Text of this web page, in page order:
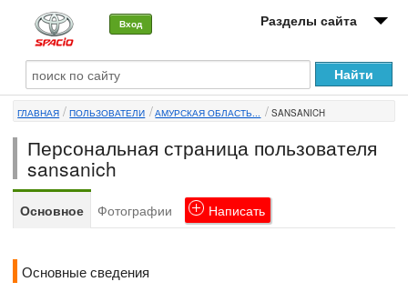
Вход Разделы сайта
О машине
Автоклуб
Форумы
Сервисы и услуги
ГЛАВНАЯ ПОЛЬЗОВАТЕЛИ АМУРСКАЯ ОБЛАСТЬ... SANSANICH
Персональная страница пользователя
sansanich
Основное Фотографии Написать
Основные сведения